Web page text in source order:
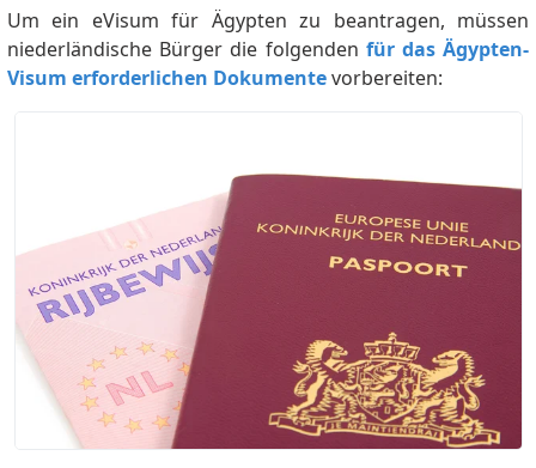
Um ein eVisum für Ägypten zu beantragen, müssen
niederländische Bürger die folgenden für das Ägypten-
Visum erforderlichen Dokumentevorbereiten: